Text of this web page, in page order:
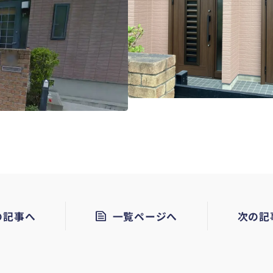
事へ 一覧ページへ 次の記